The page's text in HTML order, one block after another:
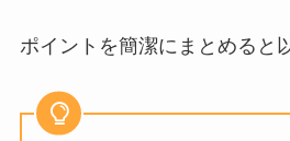
ポイントを簡潔にまとめると